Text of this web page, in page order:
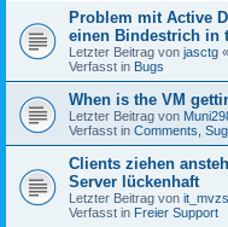
Problem mit Active
einen Bindestrich in
Letzter Beitrag von jasctg «
Verfasst in Bugs
When is the VM
Letzter Beitrag von
Verfasst in Comments,
Clients ziehen
Server lückenhaft
Letzter Beitrag von
Verfasst in Freier Support